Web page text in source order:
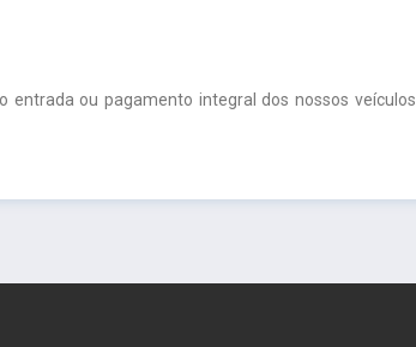
entrada ou pagamento integral dos nossos veículos